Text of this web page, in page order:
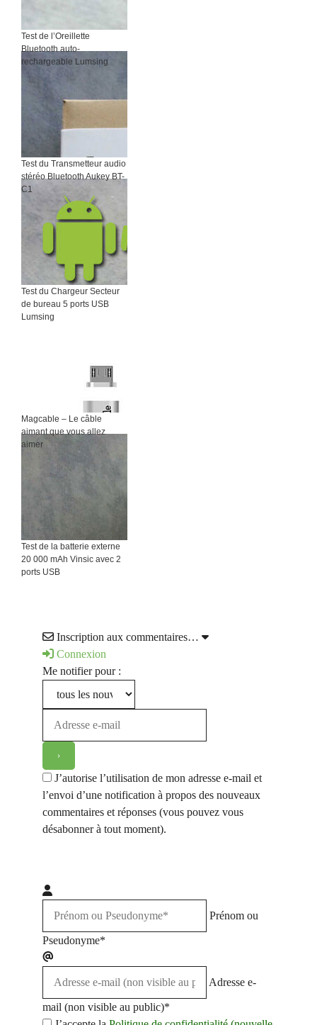
Test de l’Oreillette
Bluetooth auto-
rechargeable Lumsing
Test du Transmetteur audio
stéréo Bluetooth Aukey BT-
C1
Test du Chargeur Secteur
de bureau 5 ports USB
Lumsing
Magcable – Le câble
aimant que vous allez
aimer
Test de la batterie externe
20 000 mAh Vinsic avec 2
ports USB
Inscription aux commentaires…
Connexion
Me notifier pour :
J’autorise l’utilisation de mon adresse e-mail et
l’envoi d’une notification à propos des nouveaux
commentaires et réponses (vous pouvez vous
désabonner à tout moment).
Prénom ou
Pseudonyme*
Adresse e-
mail (non visible au public)*